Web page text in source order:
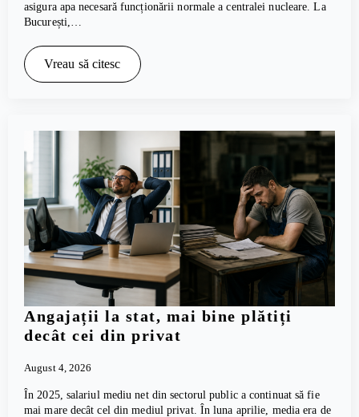
asigura apa necesară funcționării normale a centralei nucleare. La
București,…
Vreau să citesc
Angajații la stat, mai bine plătiți
decât cei din privat
August 4, 2026
În 2025, salariul mediu net din sectorul public a continuat să fie
mai mare decât cel din mediul privat. În luna aprilie, media era de